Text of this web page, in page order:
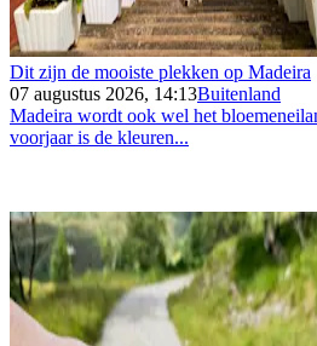
Dit zijn de mooiste plekken op Madeira
07 augustus 2026, 14:13Buitenland
Madeira wordt ook wel het
voorjaar is de kleuren...